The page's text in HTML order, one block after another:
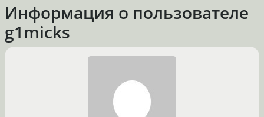
Информация о пользователе
g1micks